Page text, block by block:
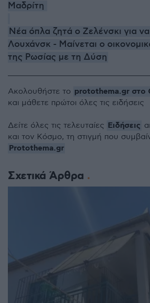
Μαδρίτη
Νέα όπλα ζητά ο Ζελένσκι για
Λουχάνσκ - Μαίνεται ο
της Ρωσίας με τη Δύση
Σχετικά Άρθρα
Ακολουθήστε το protothema.gr στο
και μάθετε πρώτοι όλες τις ειδήσεις
Δείτε όλες τις τελευταίες Ειδήσεις
και τον Κόσμο, τη στιγμή που
Protothema.gr